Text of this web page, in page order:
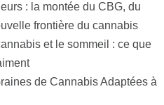
: la montée du CBG, du
frontière du cannabis
et le sommeil : ce que
de Cannabis Adaptées à